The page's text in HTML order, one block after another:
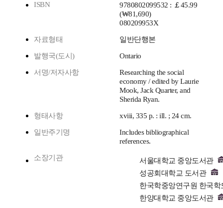
ISBN
9780802099532 : ￡45.99
(₩81,690)
080209953X
자료형태 일반단행본
발행국(도시) Ontario
서명/저자사항
Researching the social
economy / edited by Laurie
Mook, Jack Quarter, and
Sherida Ryan.
형태사항 xviii, 335 p. : ill. ; 24 cm.
일반주기명
Includes bibliographical
references.
소장기관
서울대학교 중앙도서관
성공회대학교 도서관
한국학중앙연구원 한국
한양대학교 중앙도서관